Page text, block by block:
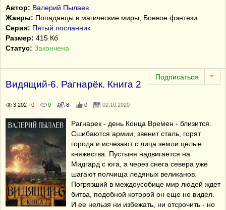
Автор: Валерий Пылаев
Жанры: Попаданцы в магические миры, Боевое фэнтези
Серия: Пятый посланник
Размер: 415 Кб
Статус: Закончена
Видящий-6. Рагнарёк. Книга 2
3 202 +0 0 8 0 02.10.2020
Рагнарек - день Конца Времен - близится.
Сшибаются армии, звенит сталь, горят
города и исчезают с лица земли целые
княжества. Пустыня надвигается на
Мидгард с юга, а через снега севера уже
шагают полчища ледяных великанов.
Погрязший в междоусобице мир людей ждет
битва, подобной которой он еще не видел.
И ее нельзя ни избежать, ни отсрочить - но